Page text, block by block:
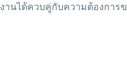
นได้ควบคู่กับความต้องการ